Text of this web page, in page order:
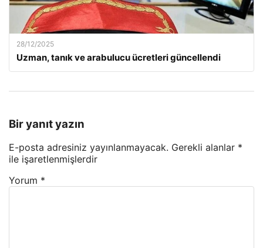
28/12/2025
Uzman, tanık ve arabulucu ücretleri güncellendi
Bir yanıt yazın
E-posta adresiniz yayınlanmayacak. Gerekli alanlar *
ile işaretlenmişlerdir
Yorum *